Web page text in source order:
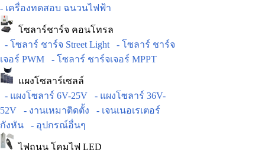
- เครื่องทดสอบ ฉนวนไฟฟ้า
โซลาร์ชาร์จ คอนโทรล
- โซลาร์ ชาร์จ Street Light
- โซลาร์ ชาร์จ
เจอร์ PWM
- โซลาร์ ชาร์จเจอร์ MPPT
แผงโซลาร์เซลล์
- แผงโซลาร์ 6V-25V
- แผงโซลาร์ 36V-
52V
- งานเหมาติดตั้ง
- เจนเนอเรเตอร์
กังหัน
- อุปกรณ์อื่นๆ
ไฟถนน โคมไฟ LED